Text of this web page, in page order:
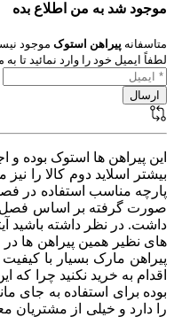
موجود شد به من اطلاع بده
متاسفانه پیراهن استوک موجود
لطفاً ایمیل خود را وارد نمائید
این پیراهن ها استوک بوده
بیشتر اسلاید دوم کالا را
پارچه مناسب استفاده در
صورت گرفته بر اساس فصل ،
داشت. در نظر داشته باشید
های نظیر همین پیراهن ها
پیراهن مارک بسیار با
اقدام به خرید نکنید چرا
بوده برای استفاده به جای